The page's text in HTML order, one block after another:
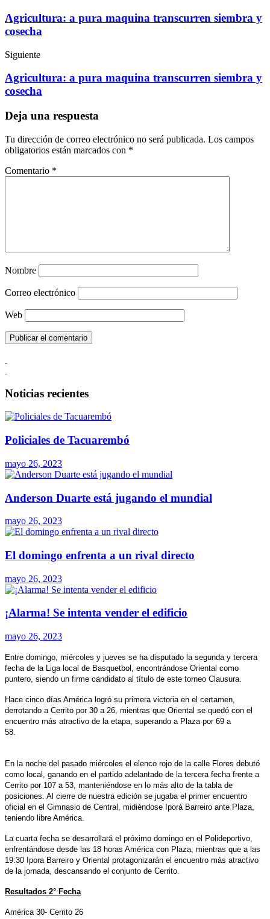
Agricultura: a pura maquina transcurren siembra y
cosecha
Siguiente
Agricultura: a pura maquina transcurren siembra y
cosecha
Deja una respuesta
Tu dirección de correo electrónico no será publicada. Los campos
obligatorios están marcados con *
Comentario *
Nombre
Correo electrónico
Web
Noticias recientes
Policiales de Tacuarembó
mayo 26, 2023
Anderson Duarte está jugando el mundial
mayo 26, 2023
El domingo enfrenta a un rival directo
mayo 26, 2023
¡Alarma! Se intenta vender el edificio
mayo 26, 2023
Entre domingo, miércoles y jueves se ha disputado la segunda y tercera
fecha de la Liga local de Basquetbol, encontrándose Oriental como
puntero, siendo un firme candidato al título de este torneo Clausura.
Hace cinco días América logró su primera victoria en el certamen,
derrotando a Cerrito por 30 a 26, mientras que Oriental se quedó con el
encuentro más atractivo de la etapa, superando a Plaza por 69 a
58.
En la noche del pasado miércoles el elenco rojo de la calle Flores debutó
como local, ganando en el partido adelantado de la tercera fecha frente a
Cerrito por 107 a 53, manteniéndose en lo más alto de la tabla de
posiciones. Al cierre de nuestra edición se jugaba el primer encuentro
oficial en el Gimnasio de Central, midiéndose Iporá Barreiro ante Plaza,
teniendo libre América.
La cuarta fecha se desarrollará el próximo domingo en el Polideportivo,
enfrentándose desde las 18 horas América con Plaza, mientras que a las
19:30 Ipora Barreiro y Oriental protagonizarán el encuentro más atractivo
de la jornada, descansando el conjunto de Cerrito.
Resultados 2° Fecha
América 30- Cerrito 26